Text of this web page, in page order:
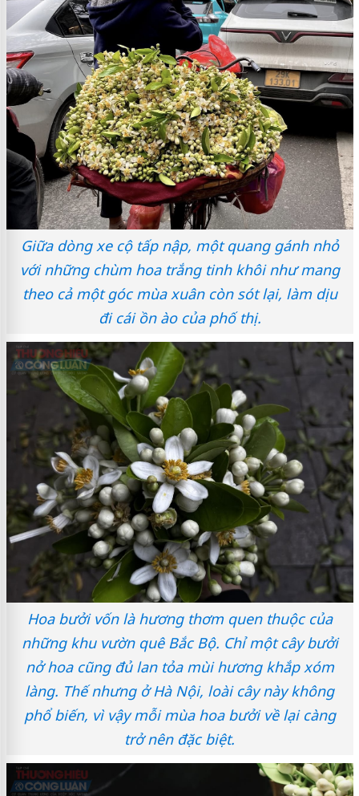
Giữa dòng xe cộ tấp nập, một quang gánh nhỏ
với những chùm hoa trắng tinh khôi như mang
theo cả một góc mùa xuân còn sót lại, làm dịu
đi cái ồn ào của phố thị.
Hoa bưởi vốn là hương thơm quen thuộc của
những khu vườn quê Bắc Bộ. Chỉ một cây bưởi
nở hoa cũng đủ lan tỏa mùi hương khắp xóm
làng. Thế nhưng ở Hà Nội, loài cây này không
phổ biến, vì vậy mỗi mùa hoa bưởi về lại càng
trở nên đặc biệt.